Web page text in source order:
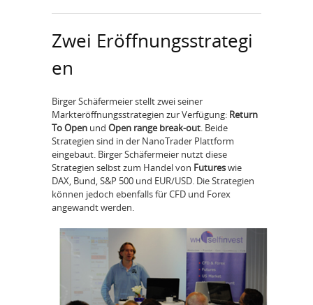
Zwei Eröffnungsstrategi
en
Birger Schäfermeier stellt zwei seiner
Markteröffnungsstrategien zur Verfügung: Return
To Open und Open range break-out. Beide
Strategien sind in der NanoTrader Plattform
eingebaut. Birger Schäfermeier nutzt diese
Strategien selbst zum Handel von Futureswie
DAX, Bund, S&P 500 und EUR/USD. Die Strategien
können jedoch ebenfalls für CFD und Forex
angewandt werden.